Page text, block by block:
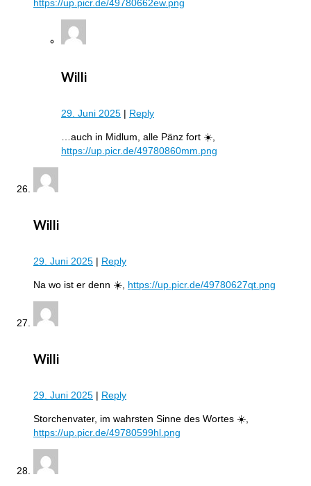
https://up.picr.de/49780662ew.png
Willi
29. Juni 2025 | Reply
…auch in Midlum, alle Pänz fort ☀️,
https://up.picr.de/49780860mm.png
Willi
29. Juni 2025 | Reply
Na wo ist er denn ☀️, https://up.picr.de/49780627qt.png
Willi
29. Juni 2025 | Reply
Storchenvater, im wahrsten Sinne des Wortes ☀️,
https://up.picr.de/49780599hl.png